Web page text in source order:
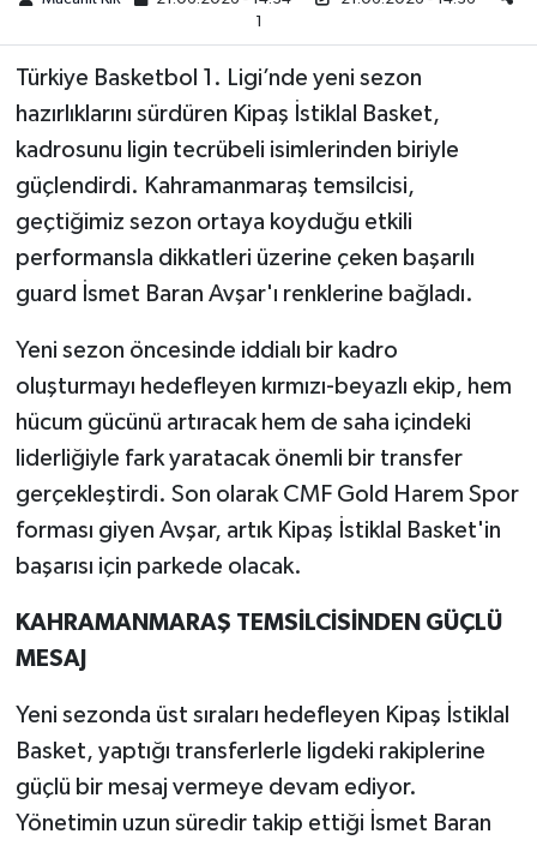
1
Türkiye Basketbol 1. Ligi’nde yeni sezon
hazırlıklarını sürdüren Kipaş İstiklal Basket,
kadrosunu ligin tecrübeli isimlerinden biriyle
güçlendirdi. Kahramanmaraş temsilcisi,
geçtiğimiz sezon ortaya koyduğu etkili
performansla dikkatleri üzerine çeken başarılı
guard İsmet Baran Avşar'ı renklerine bağladı.
Yeni sezon öncesinde iddialı bir kadro
oluşturmayı hedefleyen kırmızı-beyazlı ekip, hem
hücum gücünü artıracak hem de saha içindeki
liderliğiyle fark yaratacak önemli bir transfer
gerçekleştirdi. Son olarak CMF Gold Harem Spor
forması giyen Avşar, artık Kipaş İstiklal Basket'in
başarısı için parkede olacak.
KAHRAMANMARAŞ TEMSİLCİSİNDEN GÜÇLÜ
MESAJ
Yeni sezonda üst sıraları hedefleyen Kipaş İstiklal
Basket, yaptığı transferlerle ligdeki rakiplerine
güçlü bir mesaj vermeye devam ediyor.
Yönetimin uzun süredir takip ettiği İsmet Baran
Yaşam
KAHRAMANMARAŞ